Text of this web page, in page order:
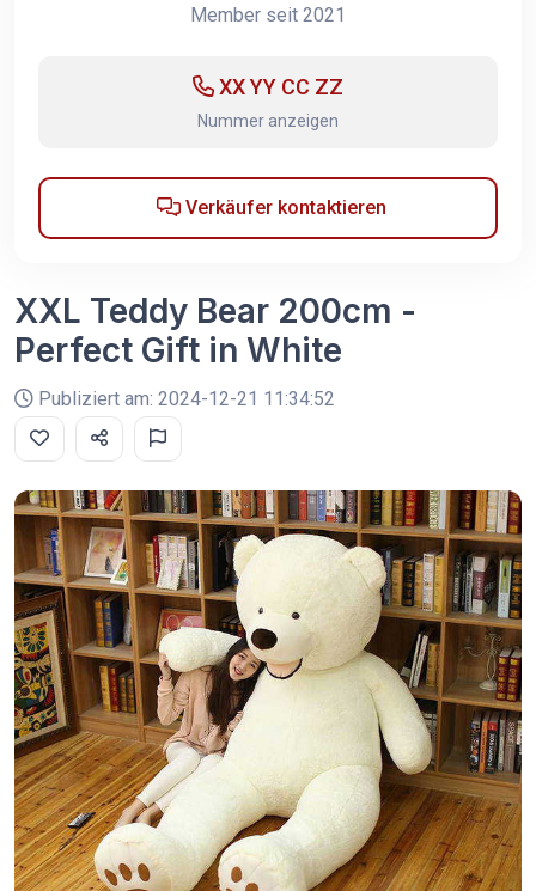
Member seit 2021
XX YY CC ZZ
Nummer anzeigen
Verkäufer kontaktieren
XXL Teddy Bear 200cm -
Perfect Gift in White
Publiziert am: 2024-12-21 11:34:52